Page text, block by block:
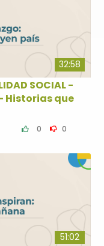
32:58
SOCIAL -
Historias que
0 0
51:02